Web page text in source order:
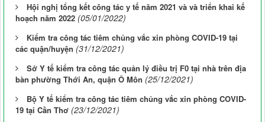
Hội nghị tổng kết công tác y tế năm 2021 và và triển khai kế
hoạch năm 2022 (05/01/2022)
Kiểm tra công tác tiêm chủng vắc xin phòng COVID-19 tại
các quận/huyện (31/12/2021)
Sở Y tế kiểm tra công tác quản lý điều trị F0 tại nhà trên địa
bàn phường Thới An, quận Ô Môn (25/12/2021)
Bộ Y tế kiểm tra công tác tiêm chủng vắc xin phòng COVID-
19 tại Cần Thơ (23/12/2021)